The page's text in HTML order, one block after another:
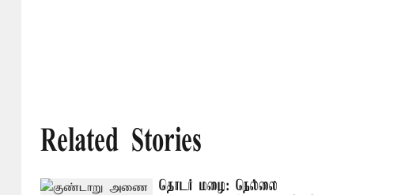
Related Stories
தொடர் மழை: நெல்லை